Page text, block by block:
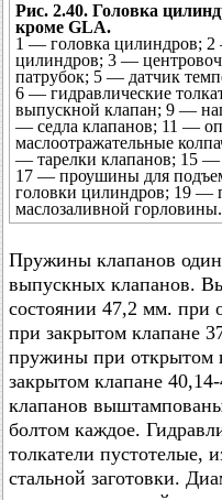
Рис. 2.40. Головка
кроме GLA.
1 — головка цилиндров; 2
цилиндров; 3 —
патрубок; 5 — датчик
6 — гидравлические
выпускной клапан; 9 —
— седла клапанов; 11 —
маслоотражательные
— тарелки клапанов; 15 —
17 — проушины для
головки цилиндров; 19 —
маслозаливной горловины.
Пружины клапанов
выпускных клапанов.
состоянии 47,2 мм. при
при закрытом клапане
пружины при открытом
закрытом клапане
клапанов
болтом каждое.
толкатели пустотелые,
стальной заготовки.